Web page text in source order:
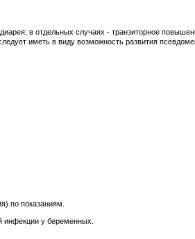
в отдельных случаях - транзиторное
иметь в виду возможность развития
по показаниям.
инфекции у беременных.